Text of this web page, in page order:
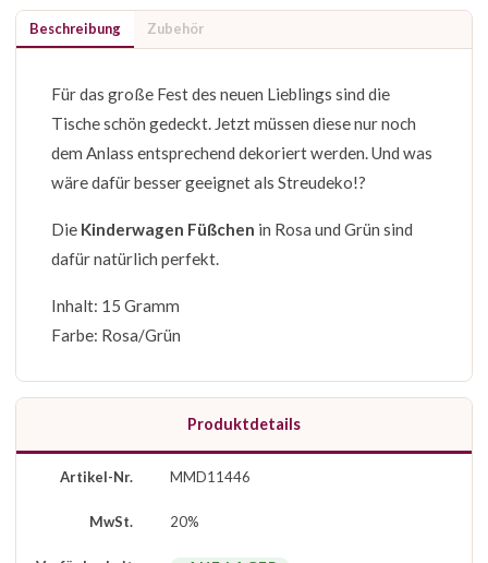
Beschreibung Zubehör
Für das große Fest des neuen Lieblings sind die
Tische schön gedeckt. Jetzt müssen diese nur noch
dem Anlass entsprechend dekoriert werden. Und was
wäre dafür besser geeignet als Streudeko!?
Die Kinderwagen Füßchen in Rosa und Grün sind
dafür natürlich perfekt.
Inhalt: 15 Gramm
Farbe: Rosa/Grün
Produktdetails
Artikel-Nr. MMD11446
MwSt. 20%